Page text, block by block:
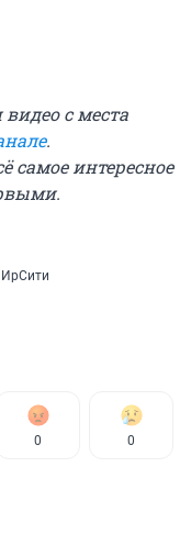
с места
.
самое интересное
ИрСити
0 0